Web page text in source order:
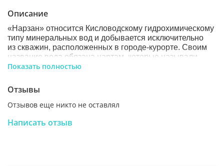
Описание
«Нарзан» относится Кисловодскому гидрохимическому
типу минеральных вод и добывается исключительно
из скважин, расположенных в городе-курорте. Своим
название вода обязана нартам, которые называли
ее «Нарт-санэ», что означает «богатырская вода
легендарный кисловодский «Нарзан» бодрит дух
и тело.
Полный химический состав насчитывает более 30
минералов, что при относительно невысокой
Показать полностью
Отзывы
Отзывов еще никто не оставлял
Написать отзыв